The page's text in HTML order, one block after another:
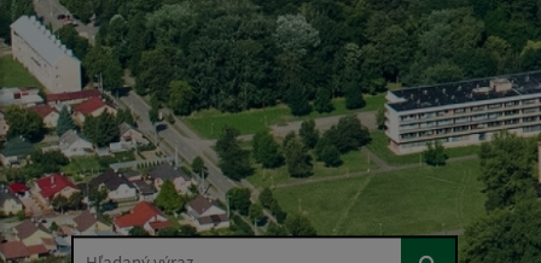
Hľadaný výraz...